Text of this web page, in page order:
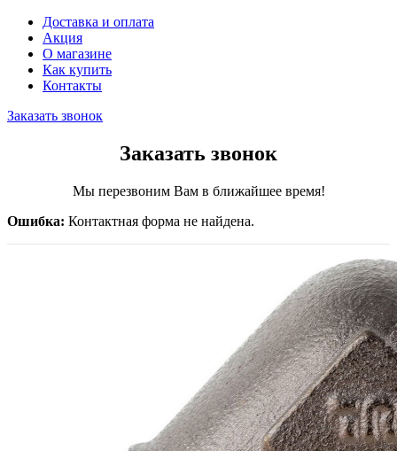
Доставка и оплата
Акция
О магазине
Как купить
Контакты
Заказать звонок
Заказать звонок
Мы перезвоним Вам в ближайшее время!
Ошибка: Контактная форма не найдена.